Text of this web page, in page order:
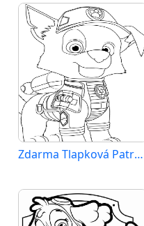
Zdarma Tlapková Patrola k Tisku pro Děti